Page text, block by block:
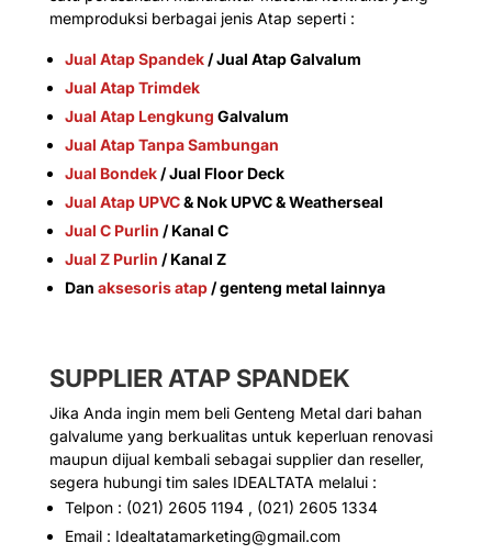
memproduksi berbagai jenis Atap seperti :
Jual Atap Spandek/ Jual Atap Galvalum
Jual Atap Trimdek
Jual Atap Lengkung Galvalum
Jual Atap Tanpa Sambungan
Jual Bondek/ Jual Floor Deck
Jual Atap UPVC& Nok UPVC & Weatherseal
Jual C Purlin / Kanal C
Jual Z Purlin / Kanal Z
Dan aksesoris atap/ genteng metal lainnya
SUPPLIER ATAP SPANDEK
Jika Anda ingin mem beli Genteng Metal dari bahan
galvalume yang berkualitas untuk keperluan renovasi
maupun dijual kembali sebagai supplier dan reseller,
segera hubungi tim sales IDEALTATA melalui :
Telpon : (021) 2605 1194 , (021) 2605 1334
Email : Idealtatamarketing@gmail.com